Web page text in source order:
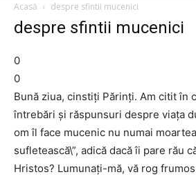
Acasă
despre sfintii mucenici
despre sfintii mucenici
0
0
Bună ziua, cinstiţi Părinţi. Am citit în
întrebări şi răspunsuri despre viaţa
om îl face mucenic nu numai
sufletească\”, adică dacă îi pare rău
Hristos? Lumunaţi-mă, vă rog